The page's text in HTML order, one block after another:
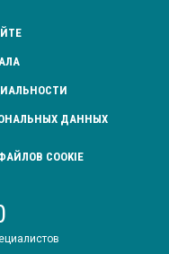
ДАННЫХ
COOKIE